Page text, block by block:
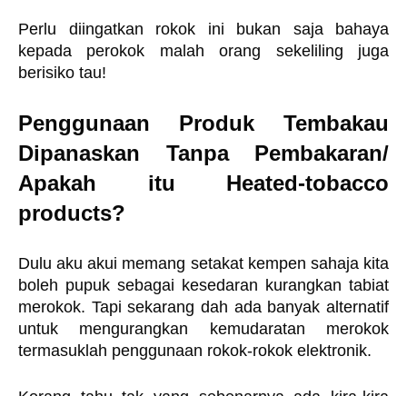
Perlu diingatkan rokok ini bukan saja bahaya
kepada perokok malah orang sekeliling juga
berisiko tau!
Penggunaan Produk Tembakau
Dipanaskan Tanpa Pembakaran/
Apakah itu Heated-tobacco
products?
Dulu aku akui memang setakat kempen sahaja kita
boleh pupuk sebagai kesedaran kurangkan tabiat
merokok. Tapi sekarang dah ada banyak alternatif
untuk mengurangkan kemudaratan merokok
termasuklah penggunaan rokok-rokok elektronik.